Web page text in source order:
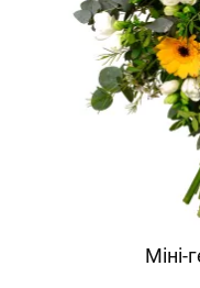
Міні-